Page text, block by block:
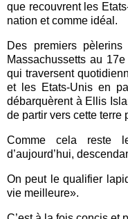
que recouvrent les
nation et comme idéal.
Des premiers
Massachussetts au
qui traversent
et les Etats-Unis en
débarquèrent à Ellis
de partir vers cette terre
Comme cela reste
d’aujourd’hui,
On peut le qualifier
vie meilleure».